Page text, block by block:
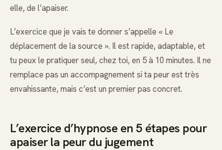
elle, de l’apaiser.
L’exercice que je vais te donner s’appelle « Le
déplacement de la source ». Il est rapide, adaptable, et
tu peux le pratiquer seul, chez toi, en 5 à 10 minutes. Il ne
remplace pas un accompagnement si ta peur est très
envahissante, mais c’est un premier pas concret.
L’exercice d’hypnose en 5 étapes pour
apaiser la peur du jugement